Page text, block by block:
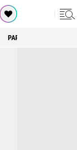
PARIWISATA